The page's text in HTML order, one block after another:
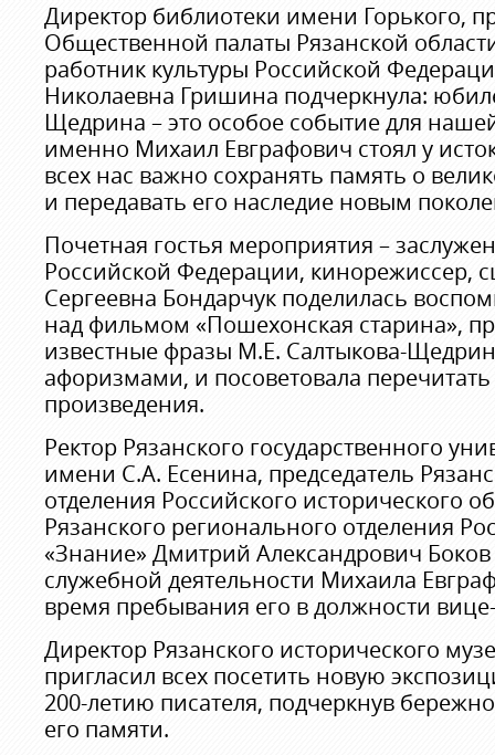
Директор библиотеки имени Горького,
Общественной палаты Рязанской
работник культуры Российской
Николаевна Гришина подчеркнула:
Щедрина – это особое событие для
именно Михаил Евграфович стоял у
всех нас важно сохранять память о
и передавать его наследие новым
Почетная гостья мероприятия –
Российской Федерации, кинорежиссер,
Сергеевна Бондарчук поделилась
над фильмом «Пошехонская старина»,
известные фразы М.Е. Салтыкова-
афоризмами, и посоветовала
произведения.
Ректор Рязанского государственного
имени С.А. Есенина, председатель
отделения Российского исторического
Рязанского регионального отделения
«Знание» Дмитрий Александрович Боков
служебной деятельности Михаила
время пребывания его в должности
Директор Рязанского исторического
пригласил всех посетить новую
200-летию писателя, подчеркнув
его памяти.